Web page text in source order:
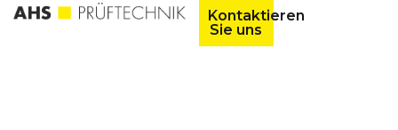
Kontaktieren
Sie uns